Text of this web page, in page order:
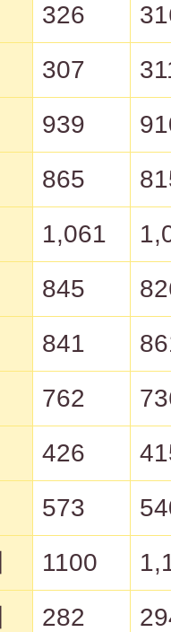
326
307
939
865
1,061
845
841
762
426
573
1100
282